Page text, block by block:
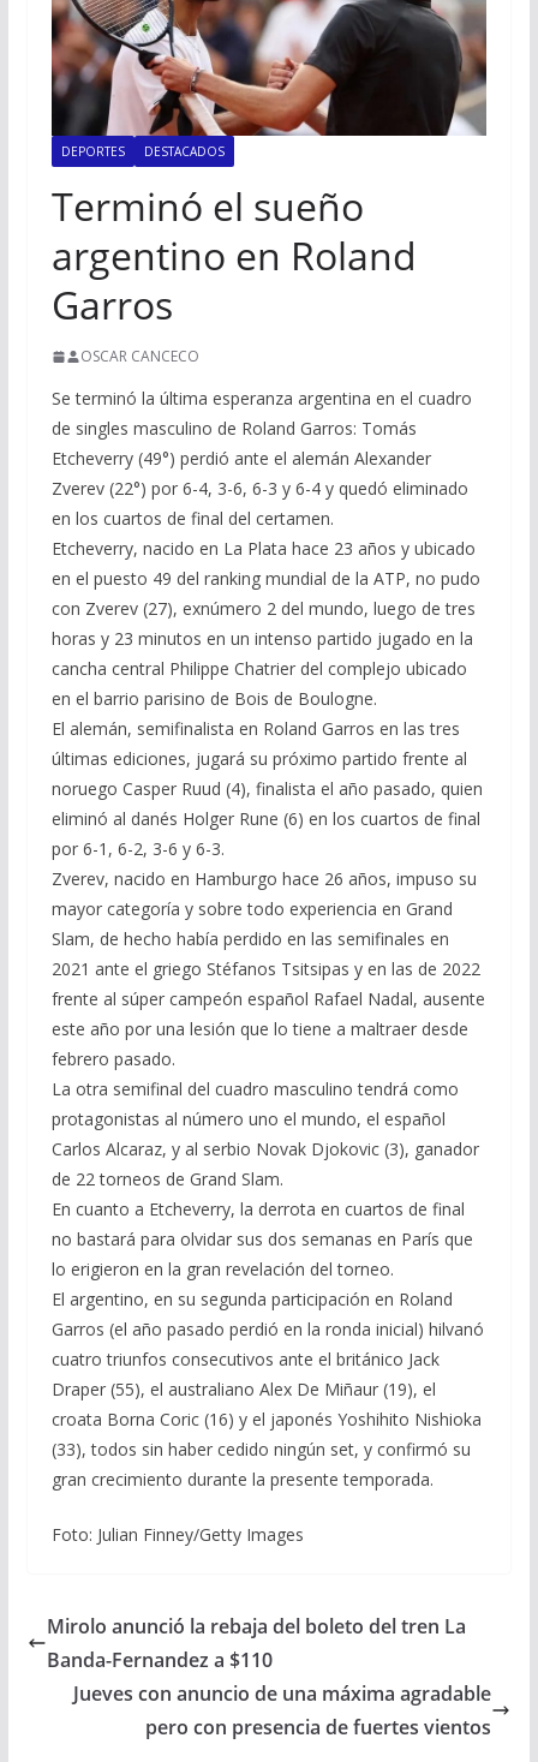
DEPORTES DESTACADOS
Terminó el sueño
argentino en Roland
Garros
OSCAR CANCECO
Se terminó la última esperanza argentina en el cuadro
de singles masculino de Roland Garros: Tomás
Etcheverry (49°) perdió ante el alemán Alexander
Zverev (22°) por 6-4, 3-6, 6-3 y 6-4 y quedó eliminado
en los cuartos de final del certamen.
Etcheverry, nacido en La Plata hace 23 años y ubicado
en el puesto 49 del ranking mundial de la ATP, no pudo
con Zverev (27), exnúmero 2 del mundo, luego de tres
horas y 23 minutos en un intenso partido jugado en la
cancha central Philippe Chatrier del complejo ubicado
en el barrio parisino de Bois de Boulogne.
El alemán, semifinalista en Roland Garros en las tres
últimas ediciones, jugará su próximo partido frente al
noruego Casper Ruud (4), finalista el año pasado, quien
eliminó al danés Holger Rune (6) en los cuartos de final
por 6-1, 6-2, 3-6 y 6-3.
Zverev, nacido en Hamburgo hace 26 años, impuso su
mayor categoría y sobre todo experiencia en Grand
Slam, de hecho había perdido en las semifinales en
2021 ante el griego Stéfanos Tsitsipas y en las de 2022
frente al súper campeón español Rafael Nadal, ausente
este año por una lesión que lo tiene a maltraer desde
febrero pasado.
La otra semifinal del cuadro masculino tendrá como
protagonistas al número uno el mundo, el español
Carlos Alcaraz, y al serbio Novak Djokovic (3), ganador
de 22 torneos de Grand Slam.
En cuanto a Etcheverry, la derrota en cuartos de final
no bastará para olvidar sus dos semanas en París que
lo erigieron en la gran revelación del torneo.
El argentino, en su segunda participación en Roland
Garros (el año pasado perdió en la ronda inicial) hilvanó
cuatro triunfos consecutivos ante el británico Jack
Draper (55), el australiano Alex De Miñaur (19), el
croata Borna Coric (16) y el japonés Yoshihito Nishioka
(33), todos sin haber cedido ningún set, y confirmó su
gran crecimiento durante la presente temporada.
Foto: Julian Finney/Getty Images
Mirolo anunció la rebaja del boleto del tren La
Banda-Fernandez a $110
Jueves con anuncio de una máxima agradable
pero con presencia de fuertes vientos